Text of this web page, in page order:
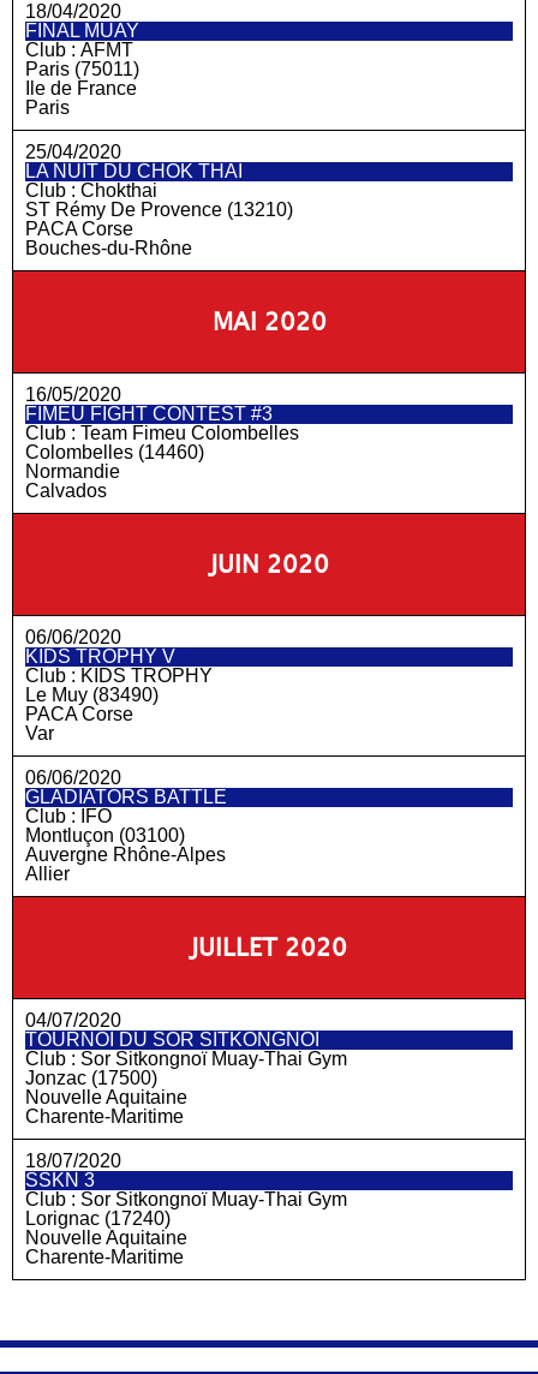
18/04/2020
FINAL MUAY
Club : AFMT
Paris (75011)
Ile de France
Paris
25/04/2020
LA NUIT DU CHOK THAI
Club : Chokthai
ST Rémy De Provence (13210)
PACA Corse
Bouches-du-Rhône
MAI 2020
16/05/2020
FIMEU FIGHT CONTEST #3
Club : Team Fimeu Colombelles
Colombelles (14460)
Normandie
Calvados
JUIN 2020
06/06/2020
KIDS TROPHY V
Club : KIDS TROPHY
Le Muy (83490)
PACA Corse
Var
06/06/2020
GLADIATORS BATTLE
Club :
IFO
Montluçon (03100)
Auvergne Rhône-Alpes
Allier
JUILLET 2020
04/07/2020
TOURNOI DU SOR SITKONGNOÏ
Club : Sor Sitkongnoï Muay-Thai Gym
Jonzac (17500)
Nouvelle Aquitaine
Charente-Maritime
18/07/2020
SSKN 3
Club : Sor Sitkongnoï Muay-Thai Gym
Lorignac (17240)
Nouvelle Aquitaine
Charente-Maritime